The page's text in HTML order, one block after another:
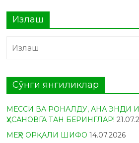
Излаш
Сўнги янгиликлар
МЕССИ ВА РОНАЛДУ, АНА ЭНДИ
ҲУСАНОВГА ТАН БЕРИНГЛАР!
МЕҲР ОРҚАЛИ ШИФО 14.07.2026